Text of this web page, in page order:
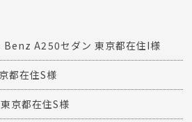
A250セダン 東京都在住I様
都在住S様
京都在住S様